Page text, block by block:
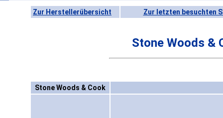
Zur Herstellerübersicht Zur letzten besuchten
Stone Woods &
Stone Woods & Cook